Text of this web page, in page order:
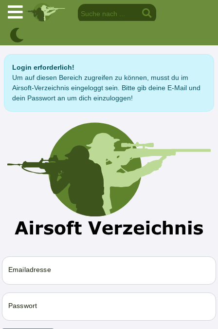
Login erforderlich!
Um auf diesen Bereich zugreifen zu können, musst du im
Airsoft-Verzeichnis eingeloggt sein. Bitte gib deine E-Mail und
dein Passwort an um dich einzuloggen!
Emailadresse
Passwort